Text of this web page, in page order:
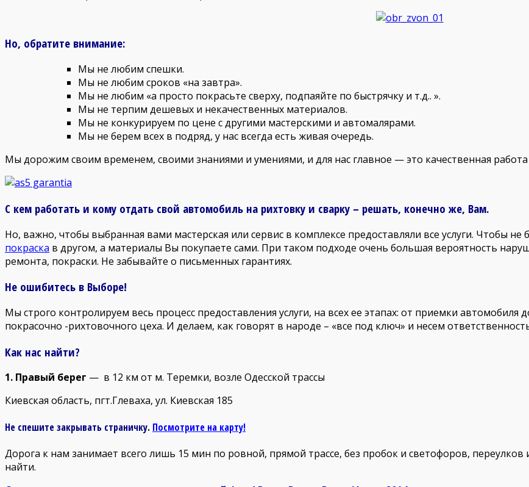
Но, обратите внимание:
Мы не любим спешки.
Мы не любим сроков «на завтра».
Мы не любим «а просто покрасьте сверху, подпаяйте по быстрячку и т.д.. ».
Мы не терпим дешевых и некачественных материалов.
Мы не конкурируем по цене с другими мастерскими и автомалярами.
Мы не берем всех в подряд, у нас всегда есть живая очередь.
Мы дорожим своим временем, своими знаниями и умениями, и для нас главное — это качественная
С кем работать и кому отдать свой автомобиль на рихтовку и сварку – решать, конечно же, Вам.
Но, важно, чтобы выбранная вами мастерская или сервис в комплексе предоставляли все услуги. Чтобы
покраска в другом, а материалы Вы покупаете сами. При таком подходе очень большая вероятность
ремонта, покраски. Не забывайте о письменных гарантиях.
Не ошибитесь в Выборе!
Мы строго контролируем весь процесс предоставления услуги, на всех ее этапах: от приемки автомобиля
покрасочно -рихтовочного цеха. И делаем, как говорят в народе – «все под ключ» и несем
Как нас найти?
1. Правый берег — в 12 км от м. Теремки, возле Одесской трассы
Киевская область, пгт.Глеваха, ул. Киевская 185
Не спешите закрывать страничку. Посмотрите на карту!
Дорога к нам занимает всего лишь 15 мин по ровной, прямой трассе, без пробок и светофоров, переулков
найти.